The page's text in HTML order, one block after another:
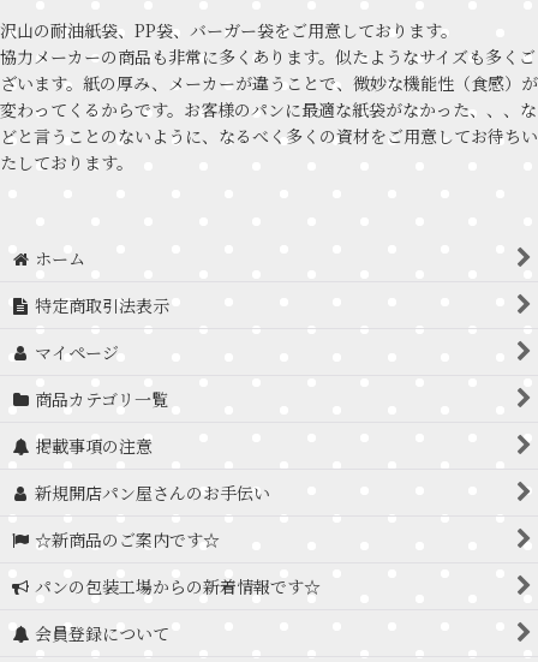
沢山の耐油紙袋、PP袋、バーガー袋をご用意しております。
協力メーカーの商品も非常に多くあります。似たようなサイズも多くご
ざいます。紙の厚み、メーカーが違うことで、微妙な機能性（食感）が
変わってくるからです。お客様のパンに最適な紙袋がなかった、、、な
どと言うことのないように、なるべく多くの資材をご用意してお待ちい
たしております。
ホーム
特定商取引法表示
マイページ
商品カテゴリ一覧
掲載事項の注意
新規開店パン屋さんのお手伝い
☆新商品のご案内です☆
パンの包装工場からの新着情報です☆
会員登録について